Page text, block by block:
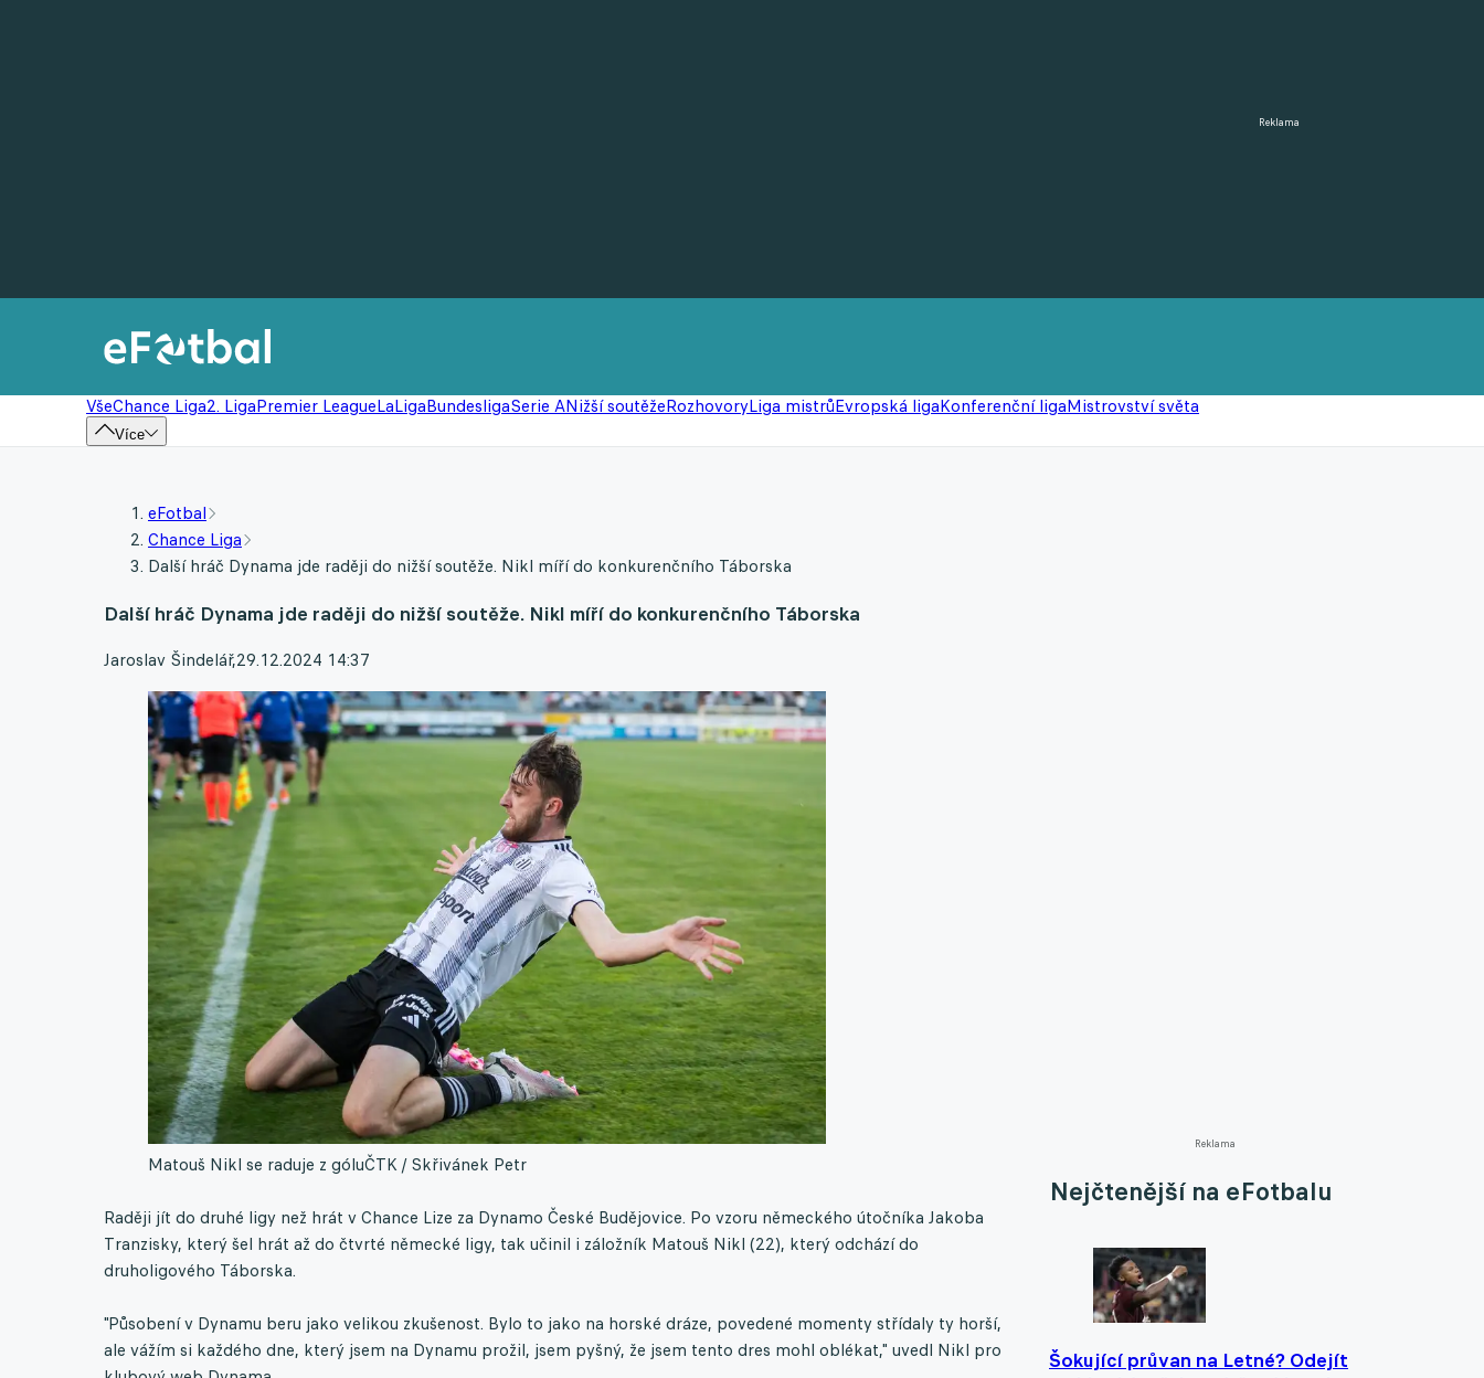
Reklama
VšeChance Liga2. LigaPremier LeagueLaLigaBundesligaSerie ANižší soutěžeRozhovoryLiga mistrůEvropská ligaKonferenční ligaMistrovství světa
Více
Reklama
Nejčtenější na eFotbalu
Šokující průvan na Letné? Odejít
eFotbal
Chance Liga
Další hráč Dynama jde raději do nižší soutěže. Nikl míří do konkurenčního Táborska
Další hráč Dynama jde raději do nižší soutěže. Nikl míří do konkurenčního Táborska
Jaroslav Šindelář,29.12.2024 14:37
Matouš Nikl se raduje z góluČTK / Skřivánek Petr
Raději jít do druhé ligy než hrát v Chance Lize za Dynamo České Budějovice. Po vzoru německého útočníka Jakoba
Tranzisky, který šel hrát až do čtvrté německé ligy, tak učinil i záložník Matouš Nikl (22), který odchází do
druholigového Táborska.
"Působení v Dynamu beru jako velikou zkušenost. Bylo to jako na horské dráze, povedené momenty střídaly ty horší,
ale vážím si každého dne, který jsem na Dynamu prožil, jsem pyšný, že jsem tento dres mohl oblékat," uvedl Nikl pro